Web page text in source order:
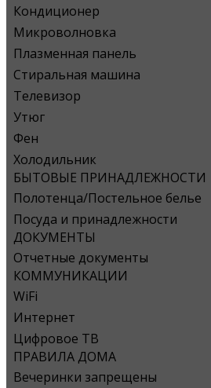
Кондиционер
Микроволновка
Плазменная панель
Стиральная машина
Телевизор
Утюг
Фен
Холодильник
БЫТОВЫЕ ПРИНАДЛЕЖНОСТИ
Полотенца/Постельное белье
Посуда и принадлежности
ДОКУМЕНТЫ
Отчетные документы
КОММУНИКАЦИИ
WiFi
Интернет
Цифровое ТВ
ПРАВИЛА ДОМА
Вечеринки запрещены